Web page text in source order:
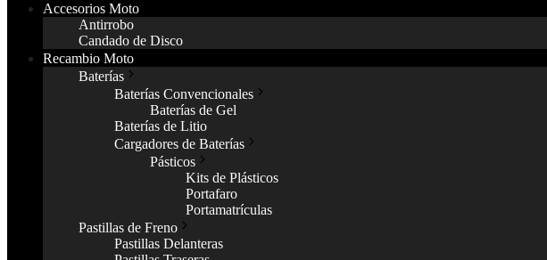
Accesorios Moto
Antirrobo
Candado de Disco
Recambio Moto
Baterías
Baterías Convencionales
Baterías de Gel
Baterías de Litio
Cargadores de Baterías
Pásticos
Kits de Plásticos
Portafaro
Portamatrículas
Pastillas de Freno
Pastillas Delanteras